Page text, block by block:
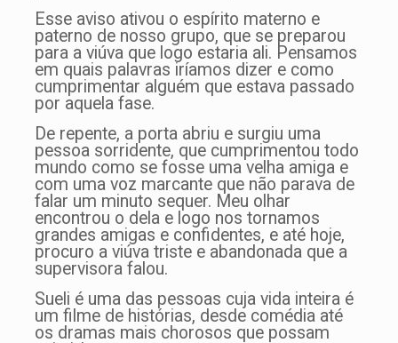
Esse aviso ativou o espírito materno e
paterno de nosso grupo, que se preparou
para a viúva que logo estaria ali. Pensamos
em quais palavras iríamos dizer e como
cumprimentar alguém que estava passado
por aquela fase.
De repente, a porta abriu e surgiu uma
pessoa sorridente, que cumprimentou todo
mundo como se fosse uma velha amiga e
com uma voz marcante que não parava de
falar um minuto sequer. Meu olhar
encontrou o dela e logo nos tornamos
grandes amigas e confidentes, e até hoje,
procuro a viúva triste e abandonada que a
supervisora falou.
Sueli é uma das pessoas cuja vida inteira é
um filme de histórias, desde comédia até
os dramas mais chorosos que possam